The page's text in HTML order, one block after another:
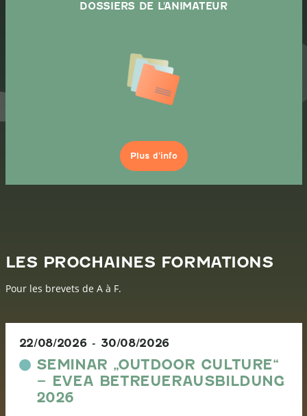
DOSSIERS DE L'ANIMATEUR
Plus d’info
LES PROCHAINES FORMATIONS
Pour les brevets de A à F.
SEMINAR „OUTDOOR CULTURE“
– EVEA BETREUERAUSBILDUNG
2026
22/08/2026 - 30/08/2026